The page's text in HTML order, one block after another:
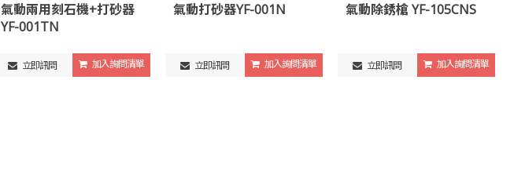
氣動兩用刻石機+打砂器
YF-001TN
立即訊問 加入詢問清單
氣動打砂器YF-001N
立即訊問 加入詢問清單
氣動除銹槍 YF-105CNS
立即訊問 加入詢問清單